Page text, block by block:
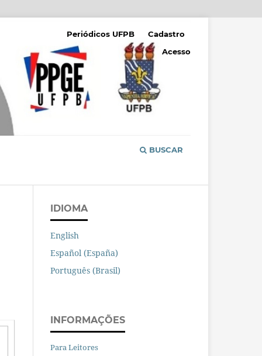
BUSCAR
Periódicos UFPB
Cadastro
Acesso
IDIOMA
English
Español (España)
Português (Brasil)
INFORMAÇÕES
Para Leitores